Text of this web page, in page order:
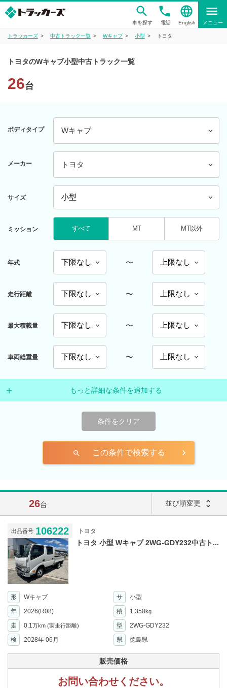
車を探す
phone
電話
language
English
menu
メニュー
トラッカーズ 中古トラック一覧 Wキャブ 小型 トヨタ
トヨタのWキャブ小型中古トラック一覧
26台
ボディタイプ Wキャブ
メーカー トヨタ
サイズ
ミッション すべて MT MT以外
年式 〜
走行距離 〜
最大積載量 〜
車両総重量 〜
もっと詳細な条件を追加する
条件をクリア
search この条件で検索する
26台 並び順変更 unfold_more
出品番号 106222 トヨタ
トヨタ 小型 Wキャブ 2WG-GDY232中古ト...
形 Wキャブ サ
小型
年
2026(R08) 積 1,350kg
走 0.1万km (実走行距離) 型
2WG-GDY232
検
2028年 06月 県 徳島県
販売価格
お問い合わせください。